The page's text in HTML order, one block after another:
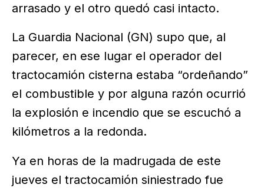
arrasado y el otro quedó casi intacto.
La Guardia Nacional (GN) supo que, al
parecer, en ese lugar el operador del
tractocamión cisterna estaba “ordeñando”
el combustible y por alguna razón ocurrió
la explosión e incendio que se escuchó a
kilómetros a la redonda.
Ya en horas de la madrugada de este
jueves el tractocamión siniestrado fue